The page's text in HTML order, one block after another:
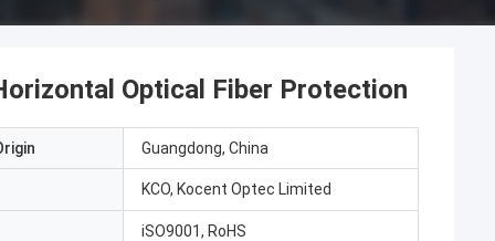
Optical Fiber Protection
Guangdong, China
KCO, Kocent Optec Limited
iSO9001, RoHS